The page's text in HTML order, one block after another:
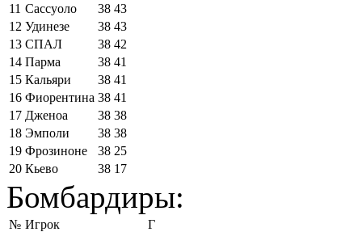
11 Сассуоло 38 43
12 Удинезе 38 43
13 СПАЛ 38 42
14 Парма 38 41
15 Кальяри 38 41
16 Фиорентина 38 41
17 Дженоа 38 38
18 Эмполи 38 38
19 Фрозиноне 38 25
20 Кьево 38 17
Бомбардиры:
№ Игрок
Г